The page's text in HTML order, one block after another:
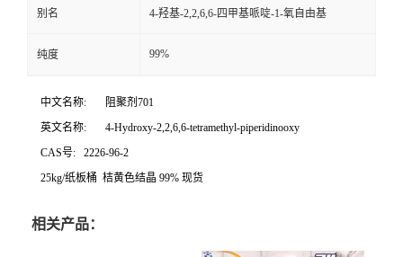
别名 4-羟基-2,2,6,6-四甲基哌啶-1-氧自由基
纯度 99%
中文名称:
阻聚剂701
英文名称:
4-Hydroxy-2,2,6,6-tetramethyl-piperidinooxy
CAS号:
2226-96-2
25kg/纸板桶 桔黄色结晶 99% 现货
相关产品：